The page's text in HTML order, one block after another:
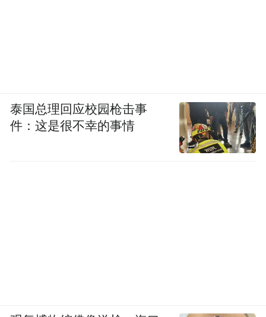
泰国总理回应校园枪击事
件：这是很不幸的事情